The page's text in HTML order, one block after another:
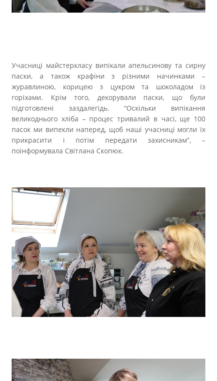
Учасниці майстеркласу випікали апельсинову та сирну
паски, а також крафіни з різними начинками –
журавлиною, корицею з цукром та шоколадом із
горіхами. Крім того, декорували паски, що були
підготовлені заздалегідь. “Оскільки випікання
великоднього хліба – процес тривалий в часі, ще 100
пасок ми випекли наперед, щоб наші учасниці могли їх
прикрасити і потім передати захисникам”, –
поінформувала Світлана Скопюк.